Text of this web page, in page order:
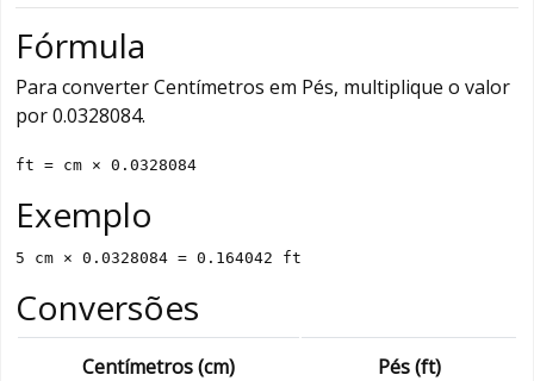
Fórmula
Para converter Centímetros em Pés, multiplique o valor
por 0.0328084.
ft = cm × 0.0328084
Exemplo
5 cm × 0.0328084 = 0.164042 ft
Conversões
Centímetros (cm) Pés (ft)